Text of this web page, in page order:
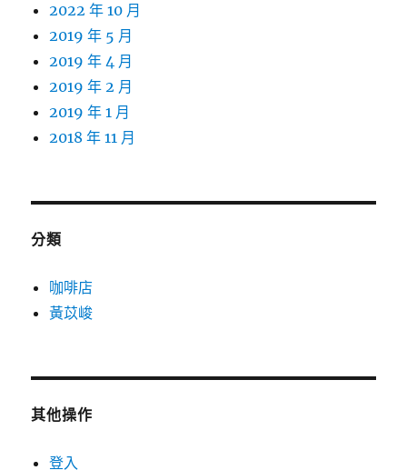
2022 年 10 月
2019 年 5 月
2019 年 4 月
2019 年 2 月
2019 年 1 月
2018 年 11 月
分類
咖啡店
黃苡峻
其他操作
登入